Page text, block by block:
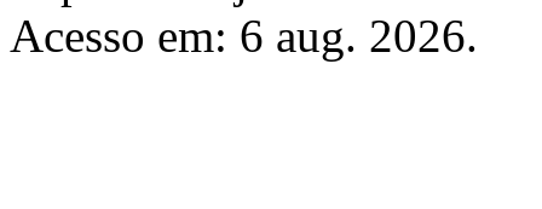
Acesso em: 6 aug. 2026.